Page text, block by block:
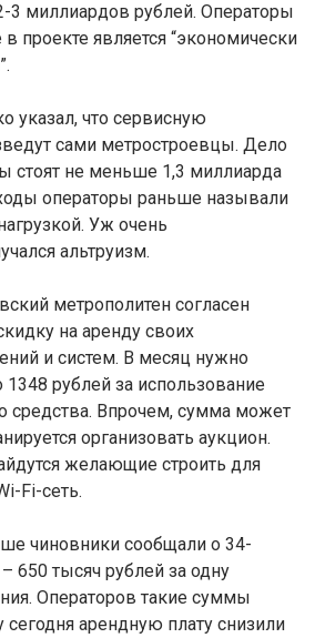
3 миллиардов рублей. Операторы
в проекте является “экономически
указал, что сервисную
сами метростроевцы. Дело
стоят не меньше 1,3 миллиарда
операторы раньше называли
Уж очень
альтруизм.
метрополитен согласен
на аренду своих
и систем. В месяц нужно
1348 рублей за использование
средства. Впрочем, сумма может
организовать аукцион.
желающие строить для
Fi-сеть.
чиновники сообщали о 34-
650 тысяч рублей за одну
Операторов такие суммы
арендную плату снизили